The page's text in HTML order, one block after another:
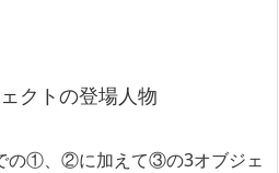
クトの登場人物
の①、②に加えて③の3オブジェ